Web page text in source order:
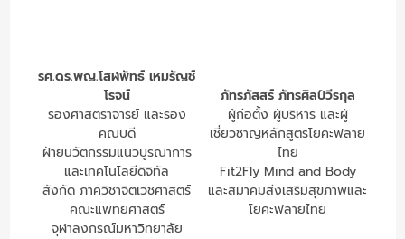
รศ.ดร.พญ.โสฬพัทธ์ เหมรัญช์
โรจน์
รองศาสตราจารย์ และรอง
คณบดี
ฝ่ายนวัตกรรมแนวบูรณาการ
และเทคโนโลยีดิจิทัล
สังกัด ภาควิชาจิตเวชศาสตร์
คณะแพทยศาสตร์
จุฬาลงกรณ์มหาวิทยาลัย
ภัทรภัสสร์ ภัทรศิลป์วีรกุล
ผู้ก่อตั้ง ผู้บริหาร และผู้
เชี่ยวชาญหลักสูตรโยคะฟลาย
ไทย
Fit2Fly Mind and Body
และสมาคมส่งเสริมสุขภาพและ
โยคะฟลายไทย